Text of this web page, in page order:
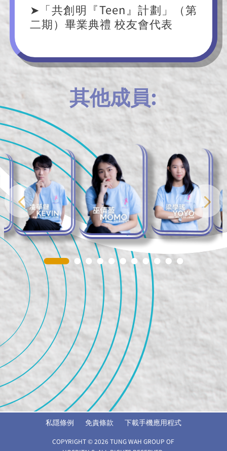
➤「共創明『Teen』計劃」（第
二期）畢業典禮 校友會代表
其他成員:
私隱條例 免責條款 下載手機應用程式
COPYRIGHT © 2026 TUNG WAH GROUP OF